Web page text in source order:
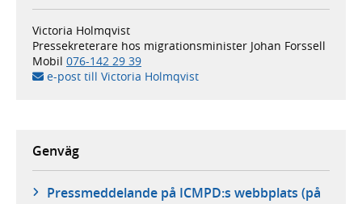
Victoria Holmqvist
Pressekreterare hos migrationsminister Johan Forssell
Mobil 076-142 29 39
e-post till Victoria Holmqvist
Genväg
Pressmeddelande på ICMPD:s webbplats (på